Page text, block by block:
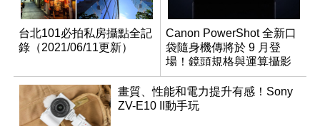
台北101必拍私房攝點全記
錄（2021/06/11更新）
Canon PowerShot 全新口
袋隨身機傳將於 9 月登
場！鏡頭規格與運算攝影
升級成為焦點
畫質、性能和電力提升有感！Sony
ZV-E10 II動手玩